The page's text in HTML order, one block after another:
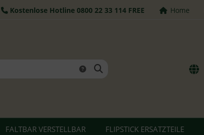
Home
Kostenlose Hotline 0800 22 33 114 FREE
FALTBAR VERSTELLBAR FLIPSTICK ERSATZTEILE